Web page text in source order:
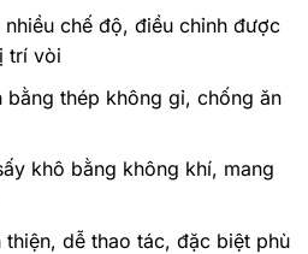
nhiều chế độ, điều chỉnh được
trí vòi
bằng thép không gỉ, chống ăn
khô bằng không khí, mang
thiện, dễ thao tác, đặc biệt phù